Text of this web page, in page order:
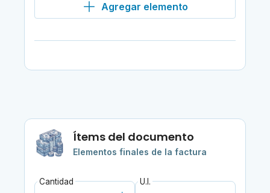
Agregar elemento
Ítems del documento
Elementos finales de la factura
Cantidad U.I.